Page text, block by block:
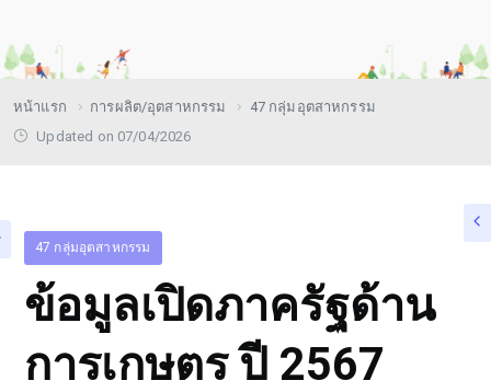
หน้าแรก การผลิต/อุตสาหกรรม
47 กลุ่มอุตสาหกรรม
Updated on 07/04/2026
47 กลุ่มอุตสาหกรรม
ข้อมูลเปิดภาครัฐด้าน
การเกษตร ปี 2567